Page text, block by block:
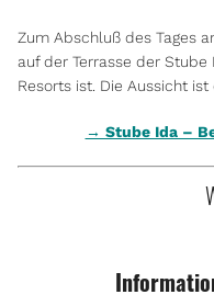
Zum Abschluß des Tages
auf der Terrasse der Stube
Resorts ist. Die Aussicht
→ Stube Ida –